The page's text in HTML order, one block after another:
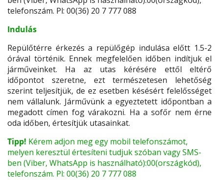
telefonszám. Pl: 00(36) 20 7 777 088
Indulás
Repülőtérre érkezés a repülőgép indulása előtt 1.5-2
órával történik. Ennek megfelelően időben indítjuk el
járműveinket. Ha az utas kérésére ettől eltérő
időpontot szeretne, ezt természetesen lehetőség
szerint teljesítjük, de ez esetben késésért felelősséget
nem vállalunk. Járművünk a egyeztetett időpontban a
megadott címen fog várakozni. Ha a sofőr nem érne
oda időben, értesítjük utasainkat.
Tipp! Kérem adjon meg egy mobil telefonszámot,
melyen keresztül értesíteni tudjuk szóban vagy SMS-
ben (Viber, WhatsApp is használható):00(országkód),
telefonszám. Pl: 00(36) 20 7 777 088